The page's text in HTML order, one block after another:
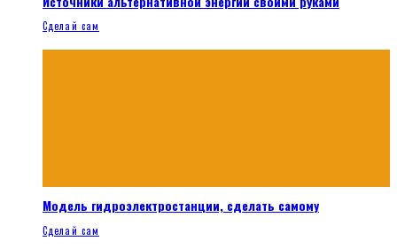
Сделай сам
Модель гидроэлектростанции, сделать самому
Сделай сам